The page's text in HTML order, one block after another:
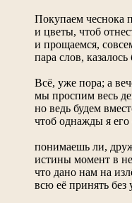
Покупаем чеснока
и цветы, чтоб
и прощаемся,
пара слов,
Всё, уже пора; а
мы проспим весь
но ведь будем
чтоб однажды я его
понимаешь ли,
истины момент в
что дано нам на
всю её принять без